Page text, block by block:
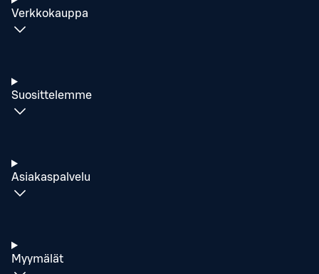
Verkkokauppa
Suosittelemme
Asiakaspalvelu
Myymälät